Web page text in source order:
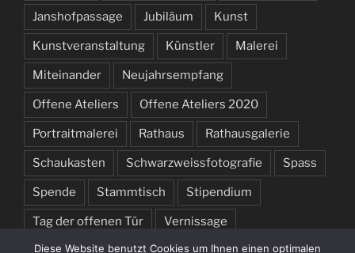
Janshofpassage Jubiläum Kunst
Kunstveranstaltung Künstler Malerei
Miteinander Neujahrsempfang
Offene Ateliers Offene Ateliers 2020
Portraitmalerei Rathaus Rathausgalerie
Schaukasten Schwarzweissfotografie Spass
Spende Stammtisch Stipendium
Tag der offenen Tür Vernissage
Diese Website benutzt Cookies um Ihnen einen optimalen